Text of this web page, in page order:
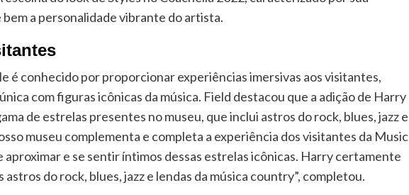
a personalidade vibrante do artista.
é conhecido por proporcionar experiências imersivas aos visitantes,
com figuras icônicas da música. Field destacou que a adição de Harry
de estrelas presentes no museu, que inclui astros do rock, blues, jazz e
museu complementa e completa a experiência dos visitantes da Music
aproximar e se sentir íntimos dessas estrelas icônicas. Harry certamente
do rock, blues, jazz e lendas da música country”, completou.